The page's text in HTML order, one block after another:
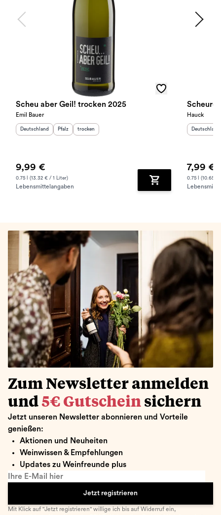
Scheu aber Geil! trocken 2025
Emil Bauer
Herkunftsland
Deutschland Herkunftsregion
Pfalz Geschmack
trocken
9,99 €
0.75 l (13.32 € / 1 Liter)
Lebensmittelangaben Zum Warenkorb
Hauck
Deutschland
7,99 €
0.75 l (10.65 €
Zum Newsletter anmelden
und 5€ Gutschein sichern
Jetzt unseren Newsletter abonnieren und Vorteile
genießen:
Aktionen und Neuheiten
Weinwissen & Empfehlungen
Updates zu Weinfreunde plus
Ihre E-Mail hier
Jetzt registrieren
Mit Klick auf "Jetzt registrieren" willige ich bis auf Widerruf ein,